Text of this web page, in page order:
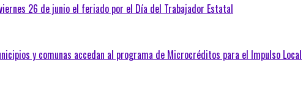
26 de junio el feriado por el Día del Trabajador Estatal
y comunas accedan al programa de Microcréditos para el Impulso Local